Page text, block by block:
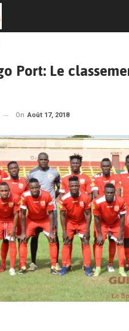
Port: Le
On Août 17, 2018